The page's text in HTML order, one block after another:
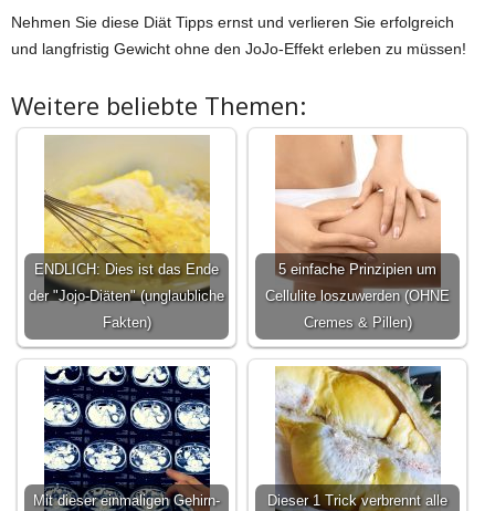
Nehmen Sie diese Diät Tipps ernst und verlieren Sie erfolgreich
und langfristig Gewicht ohne den JoJo-Effekt erleben zu müssen!
Weitere beliebte Themen:
ENDLICH: Dies ist das Ende
der "Jojo-Diäten" (unglaubliche
Fakten)
5 einfache Prinzipien um
Cellulite loszuwerden (OHNE
Cremes & Pillen)
Mit dieser einmaligen Gehirn-
Dieser 1 Trick verbrennt alle